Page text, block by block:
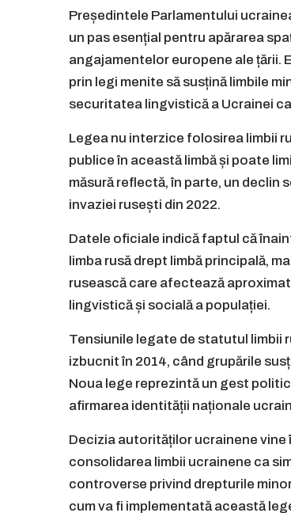
Președintele Parlamentului
un pas esențial pentru apărarea
angajamentelor europene ale țării.
prin legi menite să susțină limbile
securitatea lingvistică a Ucrainei
Legea nu interzice folosirea limbii
publice în această limbă și poate
măsură reflectă, în parte, un declin
invaziei rusești din 2022.
Datele oficiale indică faptul că
limba rusă drept limbă principală,
rusească care afectează
lingvistică și socială a populației.
Tensiunile legate de statutul limbii
izbucnit în 2014, când grupările
Noua lege reprezintă un gest
afirmarea identității naționale
Decizia autorităților ucrainene
consolidarea limbii ucrainene ca
controverse privind drepturile
cum va fi implementată această